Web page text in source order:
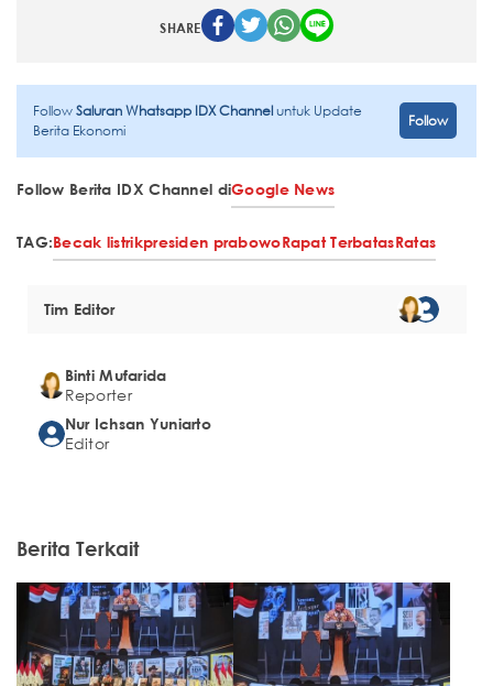
SHARE
FollowSaluran Whatsapp IDX Channeluntuk Update
Berita Ekonomi
Follow
Follow Berita IDX Channel diGoogle News
TAG:Becak listrikpresiden prabowoRapat TerbatasRatas
Tim Editor
Binti Mufarida
Reporter
Nur Ichsan Yuniarto
Editor
Berita Terkait